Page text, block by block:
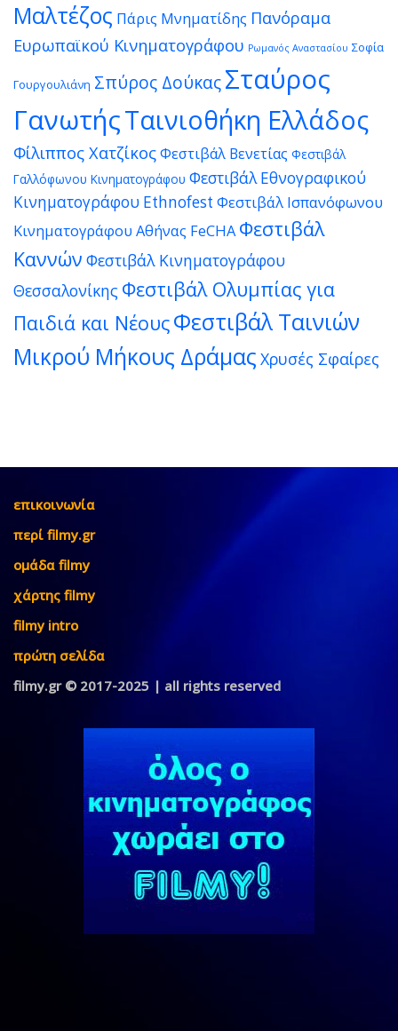
Μαλτέζος Πάρις Μνηματίδης Πανόραμα
Ευρωπαϊκού Κινηματογράφου Ρωμανός Αναστασίου Σοφία
Γουργουλιάνη Σπύρος ΔούκαςΣταύρος
ΓανωτήςΤαινιοθήκη Ελλάδος
Φίλιππος ΧατζίκοςΦεστιβάλ Βενετίας Φεστιβάλ
Γαλλόφωνου Κινηματογράφου Φεστιβάλ Εθνογραφικού
Κινηματογράφου Ethnofest Φεστιβάλ Ισπανόφωνου
Κινηματογράφου Αθήνας FeCHA Φεστιβάλ
Καννών Φεστιβάλ Κινηματογράφου
Θεσσαλονίκης Φεστιβάλ Ολυμπίας για
Παιδιά και ΝέουςΦεστιβάλ Ταινιών
Μικρού Μήκους Δράμας Χρυσές Σφαίρες
επικοινωνία
περί filmy.gr
ομάδα filmy
χάρτης filmy
filmy intro
πρώτη σελίδα
filmy.gr © 2017-2025 | all rights reserved